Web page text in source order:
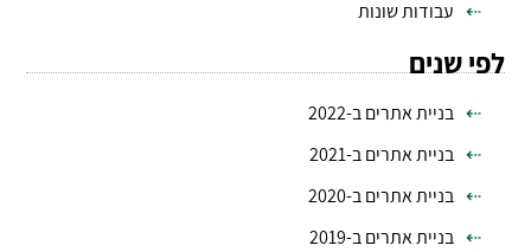
עבודות שונות
לפי שנים
בניית אתרים ב-2022
בניית אתרים ב-2021
בניית אתרים ב-2020
בניית אתרים ב-2019